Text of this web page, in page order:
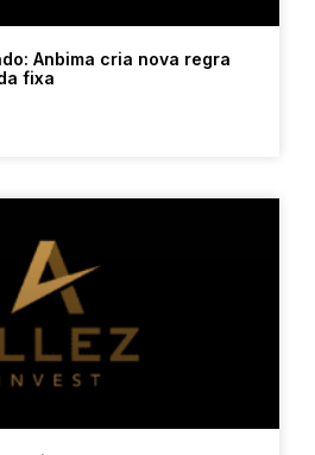
Anbima cria nova regra
fixa